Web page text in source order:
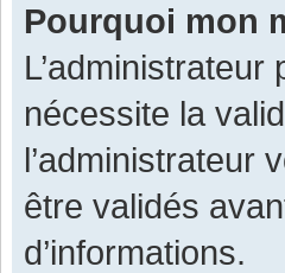
Pourquoi mon
nécessite la
l’administrateur
être validés
d’informations.